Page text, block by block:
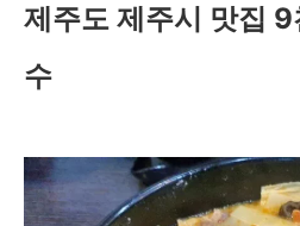
제주도 제주시 맛집
수